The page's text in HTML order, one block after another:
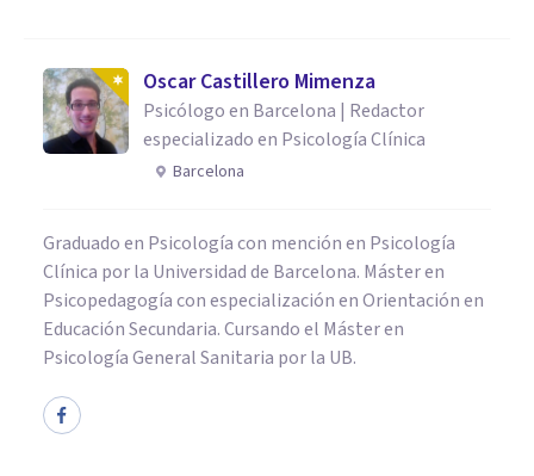
Oscar Castillero Mimenza
Psicólogo en Barcelona | Redactor
especializado en Psicología Clínica
Barcelona
Graduado en Psicología con mención en Psicología
Clínica por la Universidad de Barcelona. Máster en
Psicopedagogía con especialización en Orientación en
Educación Secundaria. Cursando el Máster en
Psicología General Sanitaria por la UB.